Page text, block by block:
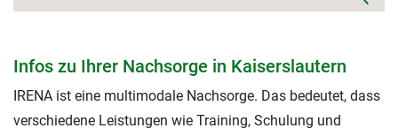
Infos zu Ihrer Nachsorge in Kaiserslautern
IRENA ist eine multimodale Nachsorge. Das bedeutet, dass
verschiedene Leistungen wie Training, Schulung und